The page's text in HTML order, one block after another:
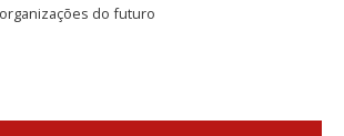
do futuro